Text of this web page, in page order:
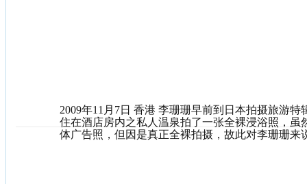
2009年11月7日 香港 李珊珊早前到日本拍摄旅游
住在酒店房内之私人温泉拍了一张全裸浸浴照，虽
体广告照，但因是真正全裸拍摄，故此对李珊珊来